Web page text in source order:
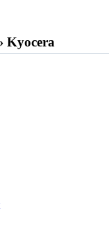
› Kyocera